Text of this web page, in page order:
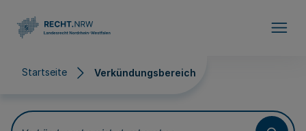
Startseite Verkündungsbereich
Verkündungsbereich